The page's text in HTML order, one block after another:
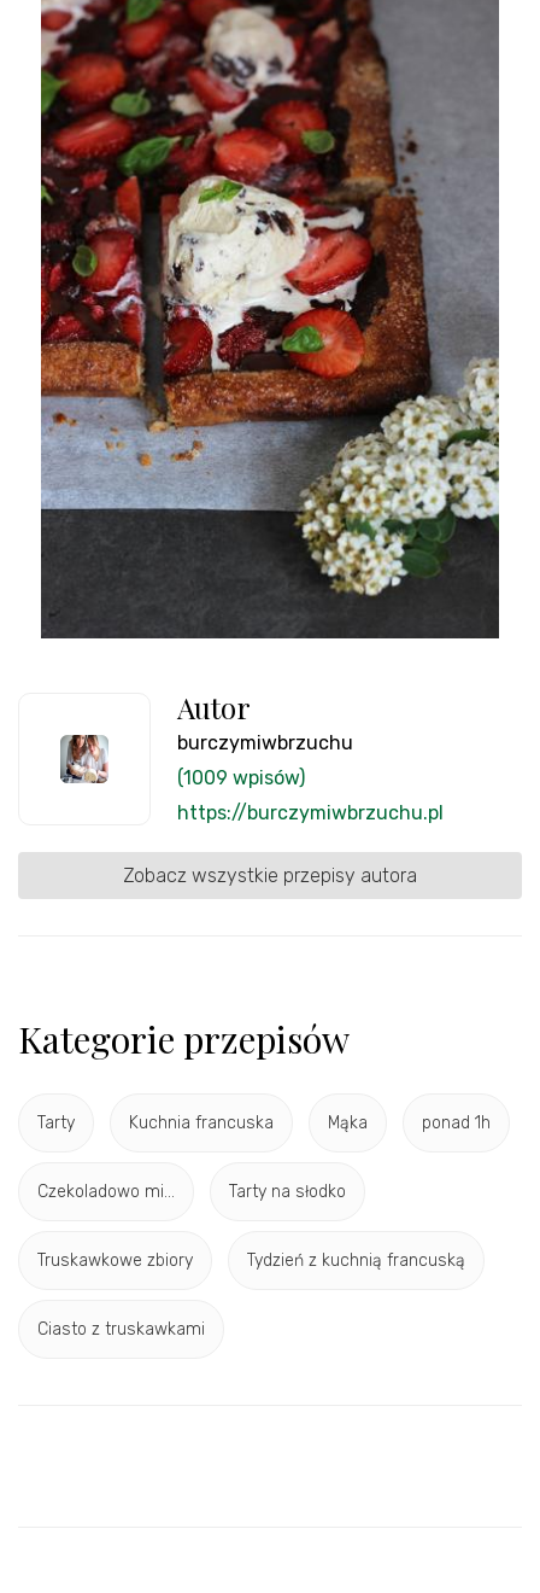
Autor
burczymiwbrzuchu
(1009 wpisów)
https://burczymiwbrzuchu.pl
Zobacz wszystkie przepisy autora
Kategorie przepisów
Tarty Kuchnia francuska Mąka ponad 1h
Czekoladowo mi... Tarty na słodko
Truskawkowe zbiory Tydzień z kuchnią francuską
Ciasto z truskawkami